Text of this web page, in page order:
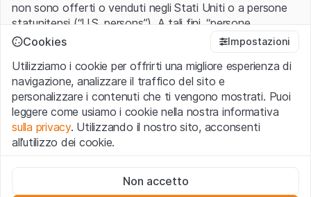
non sono offerti o venduti negli Stati Uniti o a persone
statunitensi (“U.S. persons”). A tali fini, “persone
statunitensi” vanno intese nel significato ad esse ascritto
1933 che include le persone residenti negli Stati Uniti
d’America, le società per azioni e le altre forme societarie
americane.
Condizioni di utilizzo e informazioni legali
Con l’accesso al sito web (di seguito, il “Sito”) si dichiara
avvertenze importanti e le condizioni di utilizzo ivi rese
Cookies Impostazioni
Utilizziamo i cookie per offrirti una migliore esperienza di
navigazione, analizzare il traffico del sito e
personalizzare i contenuti che ti vengono mostrati. Puoi
leggere come usiamo i cookie nella nostra informativa
sulla privacy. Utilizzando il nostro sito, acconsenti
all’utilizzo dei cookie.
Questi cookie sono necessari per il funzionamento del sito
Non accetto